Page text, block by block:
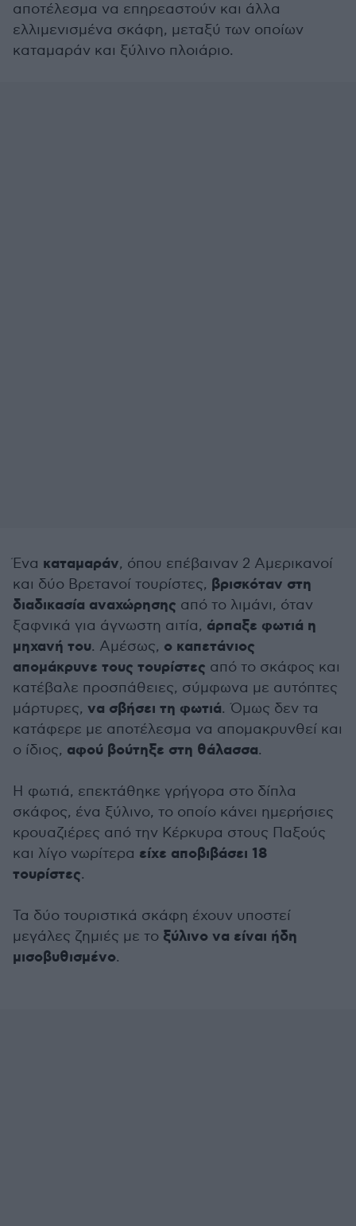
αποτέλεσμα να επηρεαστούν και άλλα
ελλιμενισμένα σκάφη, μεταξύ των οποίων
καταμαράν και ξύλινο πλοιάριο.
Ένα καταμαράν, όπου επέβαιναν 2 Αμερικανοί
και δύο Βρετανοί τουρίστες, βρισκόταν στη
διαδικασία αναχώρησης από το λιμάνι, όταν
ξαφνικά για άγνωστη αιτία, άρπαξε φωτιά η
μηχανή του. Αμέσως, ο καπετάνιος
απομάκρυνε τους τουρίστες από το σκάφος και
κατέβαλε προσπάθειες, σύμφωνα με αυτόπτες
μάρτυρες, να σβήσει τη φωτιά. Όμως δεν τα
κατάφερε με αποτέλεσμα να απομακρυνθεί και
ο ίδιος, αφού βούτηξε στη θάλασσα.
Η φωτιά, επεκτάθηκε γρήγορα στο δίπλα
σκάφος, ένα ξύλινο, το οποίο κάνει ημερήσιες
κρουαζιέρες από την Κέρκυρα στους Παξούς
και λίγο νωρίτερα είχε αποβιβάσει 18
τουρίστες.
Τα δύο τουριστικά σκάφη έχουν υποστεί
μεγάλες ζημιές με το ξύλινο να είναι ήδη
μισοβυθισμένο.